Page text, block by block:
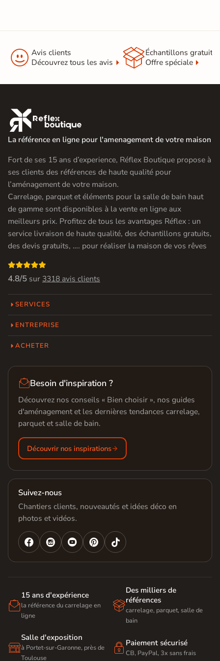
Normes Certification CE
Origine
Catégories
Carrelage 120x260 cm |
Carrelage salon moderne|
Carrelage Chambre|Carrelage WC
 Avis clients
Découvrez tous les avis
Échantillons gratuit
Offre spéciale

La référence en ligne pour l'amenagement de votre maison
Fort de ses 15 ans d’experience, Réflex Boutique propose à
ses clients des références de haute qualité pour
l’aménagement de votre maison.
Carrelage, parquet et éléments pour la salle de bain haut
de gamme sont disponibles à la vente en ligne aux
meilleurs prix. Profitez de tous les avantages Réflex : un
service livraison de haute qualité, des échantillons gratuits,
des devis gratuits, …. pour réaliser la maison de vos rêves

4.8/5 sur 3318 avis clients
SERVICES
ENTREPRISE
ACHETER
Besoin d'inspiration ?
Découvrez nos conseils « Bien choisir », nos guides
d'aménagement et les dernières tendances carrelage,
parquet et salle de bain.
Découvrir nos inspirations
Suivez-nous
Chantiers clients, nouveautés et idées déco en
photos et vidéos.
   

15 ans d'expérience
la référence du carrelage en
ligne

Des milliers de
références
carrelage, parquet, salle de
bain

Salle d'exposition
à Portet-sur-Garonne, près de
Toulouse
 Paiement sécurisé
CB, PayPal, 3x sans frais